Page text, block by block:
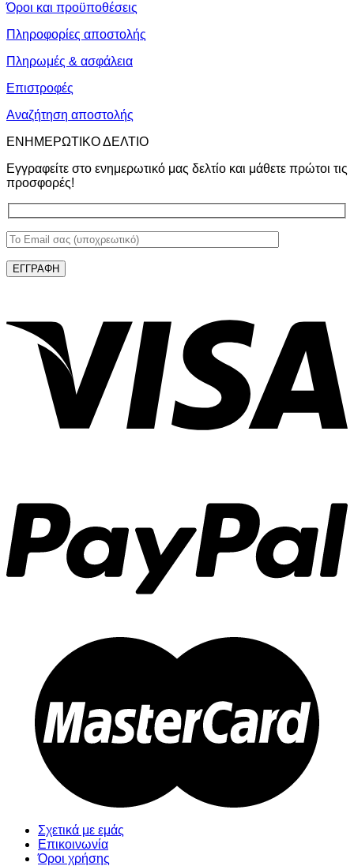
Όροι και προϋποθέσεις
Πληροφορίες αποστολής
Πληρωμές & ασφάλεια
Επιστροφές
Αναζήτηση αποστολής
ΕΝΗΜΕΡΩΤΙΚΟ ΔΕΛΤΙΟ
Εγγραφείτε στο ενημερωτικό μας δελτίο και μάθετε πρώτοι τις
προσφορές!
Σχετικά με εμάς
Επικοινωνία
Όροι χρήσης